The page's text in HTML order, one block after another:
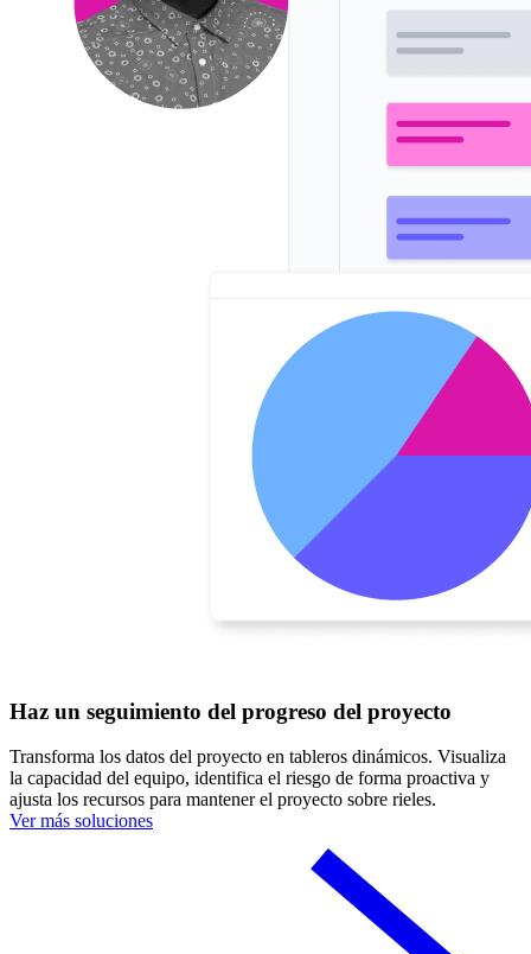
Haz un seguimiento del progreso del proyecto
Transforma los datos del proyecto en tableros dinámicos. Visualiza
la capacidad del equipo, identifica el riesgo de forma proactiva y
ajusta los recursos para mantener el proyecto sobre rieles.
Ver más soluciones